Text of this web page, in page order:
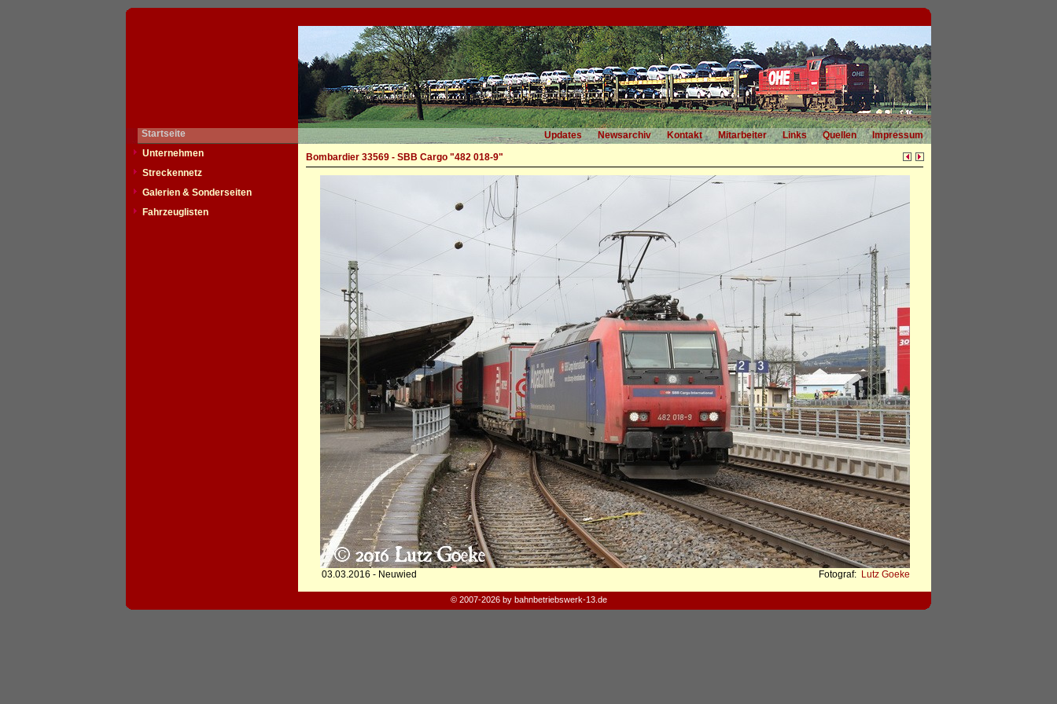
Startseite Updates Newsarchiv Kontakt Mitarbeiter Links Quellen
Impressum
Unternehmen
Streckennetz
Galerien & Sonderseiten
Fahrzeuglisten
Bombardier 33569 - SBB Cargo "482 018-9"
03.03.2016 - Neuwied Fotograf: Lutz Goeke
© 2007-2026 by bahnbetriebswerk-13.de